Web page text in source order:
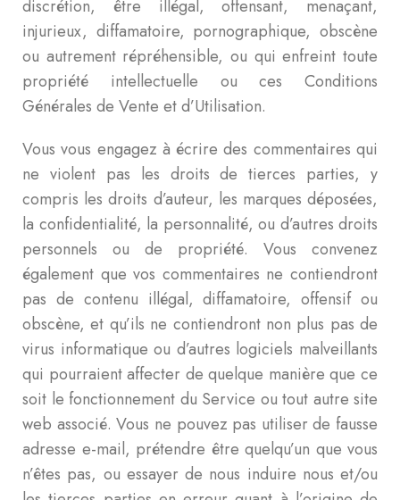
discrétion, être illégal, offensant, menaçant,
injurieux, diffamatoire, pornographique, obscène
ou autrement répréhensible, ou qui enfreint toute
propriété intellectuelle ou ces Conditions
Générales de Vente et d’Utilisation.
Vous vous engagez à écrire des commentaires qui
ne violent pas les droits de tierces parties, y
compris les droits d’auteur, les marques déposées,
la confidentialité, la personnalité, ou d’autres droits
personnels ou de propriété. Vous convenez
également que vos commentaires ne contiendront
pas de contenu illégal, diffamatoire, offensif ou
obscène, et qu’ils ne contiendront non plus pas de
virus informatique ou d’autres logiciels malveillants
qui pourraient affecter de quelque manière que ce
soit le fonctionnement du Service ou tout autre site
web associé. Vous ne pouvez pas utiliser de fausse
adresse e-mail, prétendre être quelqu’un que vous
n’êtes pas, ou essayer de nous induire nous et/ou